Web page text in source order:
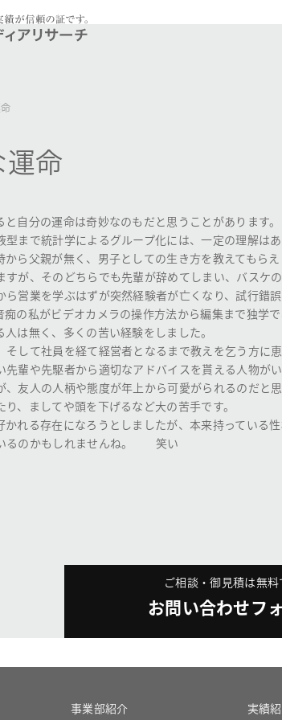
命
自分の運命は奇妙なのもだと思うことがあります。
まで統計学によるグループ化には、一定の理解は
ら父親が無く、男子としての生き方を教えてもらえ
が、そのどちらでも先輩が辞めてしまい、バスケ
営業を学ぶはずが突然経験者が亡くなり、試行錯
の私がビデオカメラの操作方法から編集まで独学で
は無く、多くの苦い経験をしました。
して社員を経て経営者となるまで教えを乞う方に
輩や先駆者から適切なアドバイスを貰える人物がい
友人の人柄や態度が年上から可愛がられるのだと思
、ましてや頭を下げるなど大の苦手です。
れる存在になろうとしましたが、本来持っている性
るのかもしれませんね。 笑い
ご相談・御見積は無料
お問い合わせフ
事業部紹介 実績